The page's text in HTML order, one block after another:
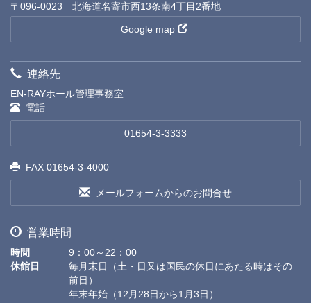
〒096-0023 北海道名寄市西13条南4丁目2番地
Google map
連絡先
EN-RAYホール管理事務室
電話
01654-3-3333
FAX 01654-3-4000
メールフォームからのお問合せ
営業時間
時間
9：00～22：00
休館日
毎月末日（土・日又は国民の休日にあたる時はその
前日）
年末年始（12月28日から1月3日）